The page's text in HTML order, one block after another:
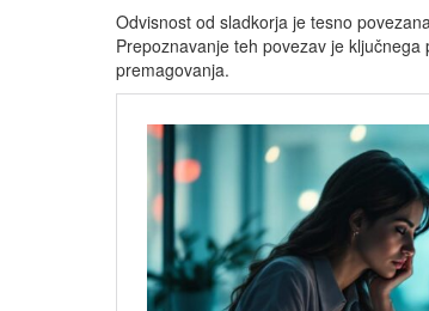
Odvisnost od sladkorja je tesno
Prepoznavanje teh povezav je
premagovanja.